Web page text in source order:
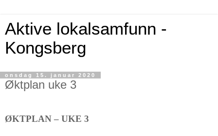
Aktive lokalsamfunn -
Kongsberg
onsdag 15. januar 2020
Øktplan uke 3
ØKTPLAN – UKE 3